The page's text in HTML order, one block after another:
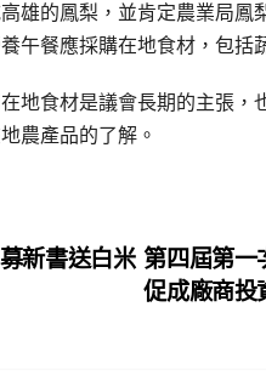
雄的鳳梨，並肯定農業局
午餐應採購在地食材，包括
地食材是議會長期的主張
農產品的了解。
第四屆第
促成廠商投
新書送白米